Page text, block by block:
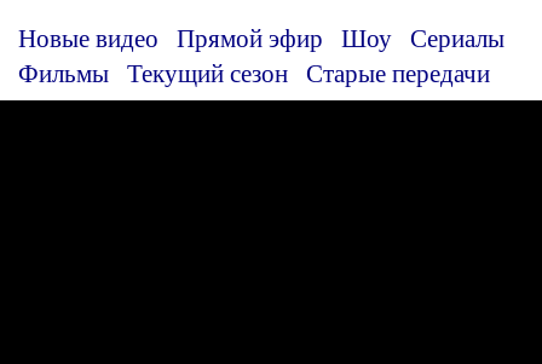
Новые видео Прямой эфир Шоу
Сериалы
Фильмы
Текущий сезон Старые передачи